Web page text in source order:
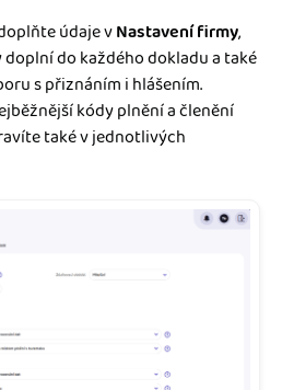
údaje vNastavení firmy,
do každého dokladu a také
s přiznáním i hlášením.
kódy plnění a členění
také v jednotlivých